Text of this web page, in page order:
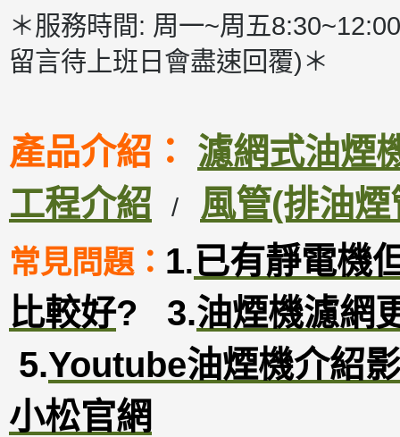
＊服務時間: 周一~周五
留言待上班日會盡速回覆)＊
產品介紹： 濾網式油煙
工程介紹
/ 風管(排油煙
常見問題： 1.已有靜電機
比較好? 3.油煙機濾網
5.Youtube油煙機介紹
小松官網